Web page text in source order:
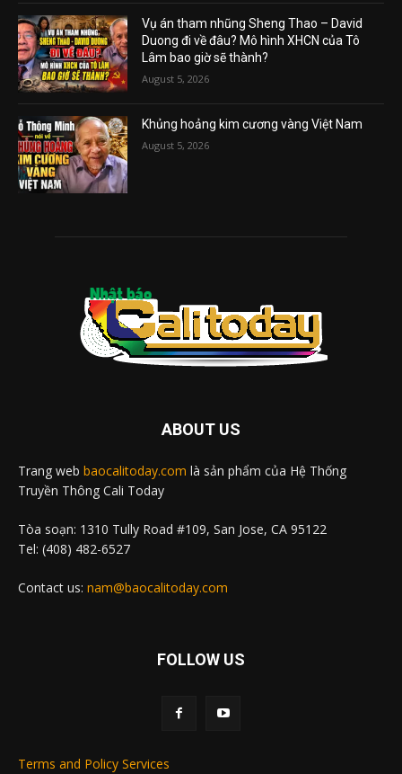
Vụ án tham nhũng Sheng Thao – David
Duong đi về đâu? Mô hình XHCN của Tô
Lâm bao giờ sẽ thành?
August 5, 2026
Khủng hoảng kim cương vàng Việt Nam
August 5, 2026
ABOUT US
Trang web baocalitoday.com là sản phẩm của Hệ Thống
Truyền Thông Cali Today
Tòa soạn: 1310 Tully Road #109, San Jose, CA 95122
Tel: (408) 482-6527
Contact us: nam@baocalitoday.com
FOLLOW US
Terms and Policy Services